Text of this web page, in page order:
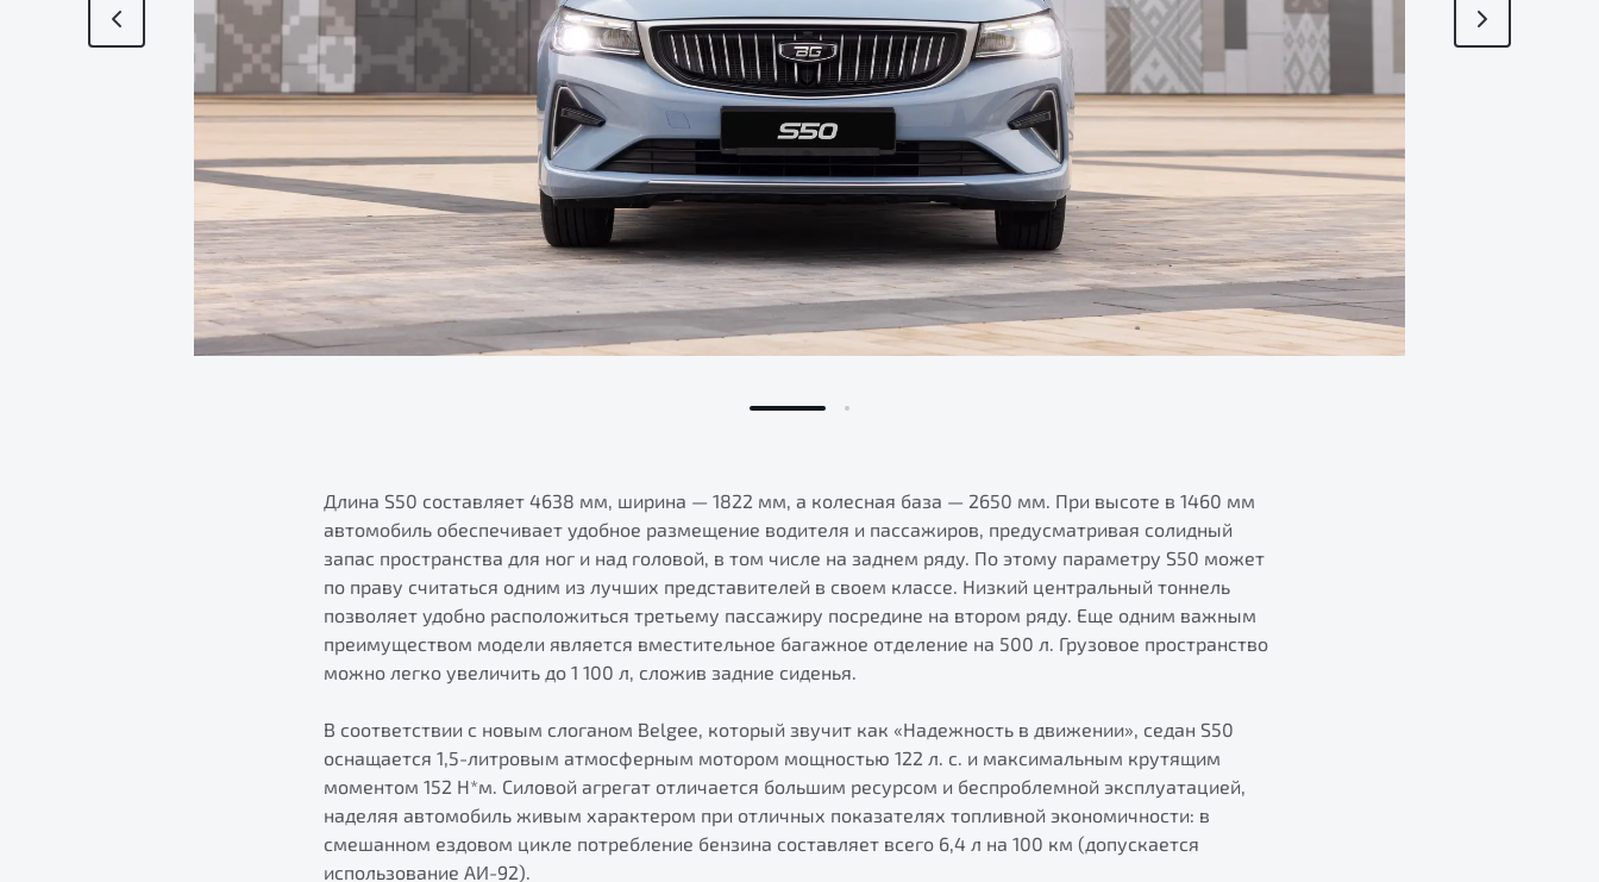
Длина S50 составляет 4638 мм, ширина — 1822 мм, а колесная база — 2650 мм. При высоте в 1460 мм
автомобиль обеспечивает удобное размещение водителя и пассажиров, предусматривая солидный
запас пространства для ног и над головой, в том числе на заднем ряду. По этому параметру S50 может
по праву считаться одним из лучших представителей в своем классе. Низкий центральный тоннель
позволяет удобно расположиться третьему пассажиру посредине на втором ряду. Еще одним важным
преимуществом модели является вместительное багажное отделение на 500 л. Грузовое пространство
можно легко увеличить до 1 100 л, сложив задние сиденья.
В соответствии с новым слоганом Belgee, который звучит как «Надежность в движении», седан S50
оснащается 1,5-литровым атмосферным мотором мощностью 122 л. с. и максимальным крутящим
моментом 152 Н*м. Силовой агрегат отличается большим ресурсом и беспроблемной эксплуатацией,
наделяя автомобиль живым характером при отличных показателях топливной экономичности: в
смешанном ездовом цикле потребление бензина составляет всего 6,4 л на 100 км (допускается
использование АИ-92).